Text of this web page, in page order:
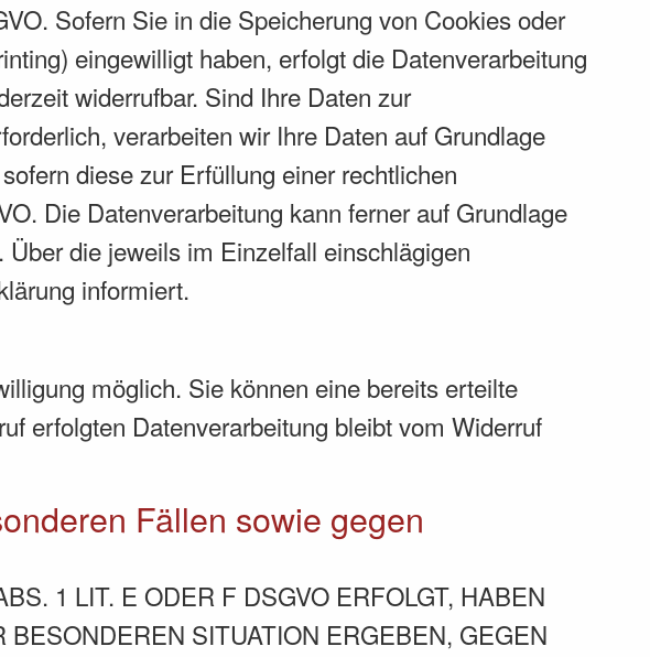
Sofern Sie in die Speicherung von Cookies oder
eingewilligt haben, erfolgt die Datenverarbeitung
widerrufbar. Sind Ihre Daten zur
verarbeiten wir Ihre Daten auf Grundlage
diese zur Erfüllung einer rechtlichen
Die Datenverarbeitung kann ferner auf Grundlage
die jeweils im Einzelfall einschlägigen
informiert.
möglich. Sie können eine bereits erteilte
erfolgten Datenverarbeitung bleibt vom Widerruf
Fällen sowie gegen
1 LIT. E ODER F DSGVO ERFOLGT, HABEN
SITUATION ERGEBEN, GEGEN